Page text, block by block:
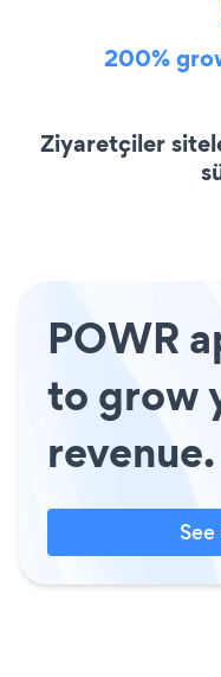
200%
Ziyaretçiler
POWR
to grow
revenue.